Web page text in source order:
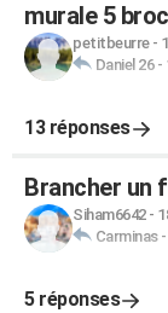
murale 5
petitbeurre-
Daniel 26-
13 réponses
Brancher un
Siham6642-
Carminas-
5 réponses